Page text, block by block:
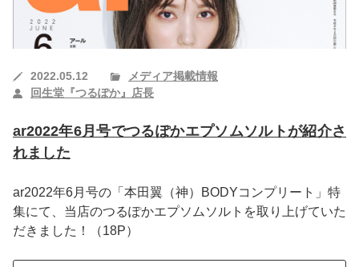
2022.05.12
メディア掲載情報
回生堂『つるぽか』店長
ar2022年6月号でつるぽかエプソムソルトが紹介さ
れました
ar2022年6月号の「本田翼（神）BODYコンプリート」特
集にて、当店のつるぽかエプソムソルトを取り上げていた
だきました！（18P）